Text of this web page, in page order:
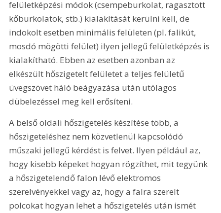
felületképzési módok (csempeburkolat, ragasztott
kőburkolatok, stb.) kialakítását kerülni kell, de
indokolt esetben minimális felületen (pl. falikút,
mosdó mögötti felület) ilyen jellegű felületképzés is
kialakítható. Ebben az esetben azonban az
elkészült hőszigetelt felületet a teljes felületű
üvegszövet háló beágyazása után utólagos
dübelezéssel meg kell erősíteni.
A belső oldali hőszigetelés készítése több, a
hőszigeteléshez nem közvetlenül kapcsolódó
műszaki jellegű kérdést is felvet. Ilyen például az,
hogy kisebb képeket hogyan rögzíthet, mit tegyünk
a hőszigetelendő falon lévő elektromos
szerelvényekkel vagy az, hogy a falra szerelt
polcokat hogyan lehet a hőszigetelés után ismét